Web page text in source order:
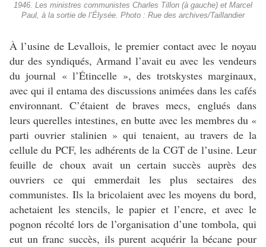
1946. Les ministres communistes Charles Tillon (à gauche) et Marcel
Paul, à la sortie de l’Élysée. Photo : Rue des archives/Taillandier
À l’usine de Levallois, le premier contact avec le noyau
dur des syndiqués, Armand l’avait eu avec les vendeurs
du journal « l’Étincelle », des trotskystes marginaux,
avec qui il entama des discussions animées dans les cafés
environnant. C’étaient de braves mecs, englués dans
leurs querelles intestines, en butte avec les membres du «
parti ouvrier stalinien » qui tenaient, au travers de la
cellule du PCF, les adhérents de la CGT de l’usine. Leur
feuille de choux avait un certain succès auprès des
ouvriers ce qui emmerdait les plus sectaires des
communistes. Ils la bricolaient avec les moyens du bord,
achetaient les stencils, le papier et l’encre, et avec le
pognon récolté lors de l’organisation d’une tombola, qui
eut un franc succès, ils purent acquérir la bécane pour